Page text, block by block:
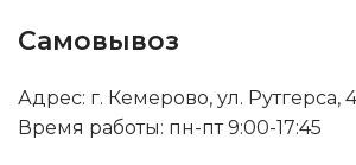
Самовывоз
Адрес: г. Кемерово, ул. Рутгерса,
Время работы: пн-пт 9:00-17:45